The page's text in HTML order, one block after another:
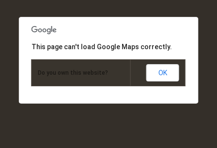
This page can't load Google Maps correctly.
Do you own this website? OK